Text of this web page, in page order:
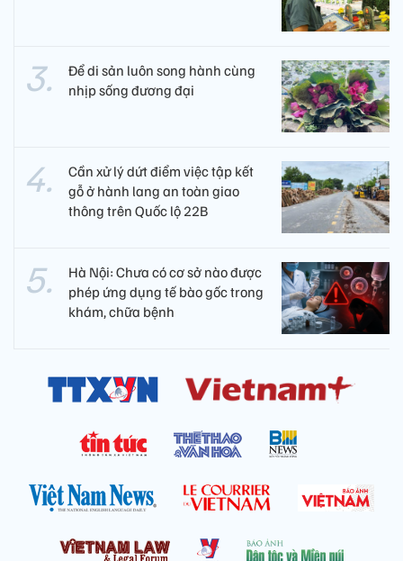
Để di sản luôn song hành cùng
nhịp sống đương đại
Cần xử lý dứt điểm việc tập kết
gỗ ở hành lang an toàn giao
thông trên Quốc lộ 22B
Hà Nội: Chưa có cơ sở nào được
phép ứng dụng tế bào gốc trong
khám, chữa bệnh